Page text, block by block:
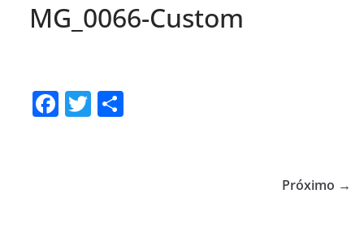
MG_0066-Custom
F T
Próximo →